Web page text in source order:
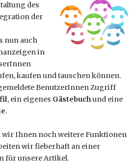
des
der
nun auch
in
kaufen und tauschen können.
BenutzerInnen Zugriff
, ein eigenes Gästebuchund eine
.
Ihnen noch weitere Funktionen
wir fieberhaft an einer
für unsere Artikel.